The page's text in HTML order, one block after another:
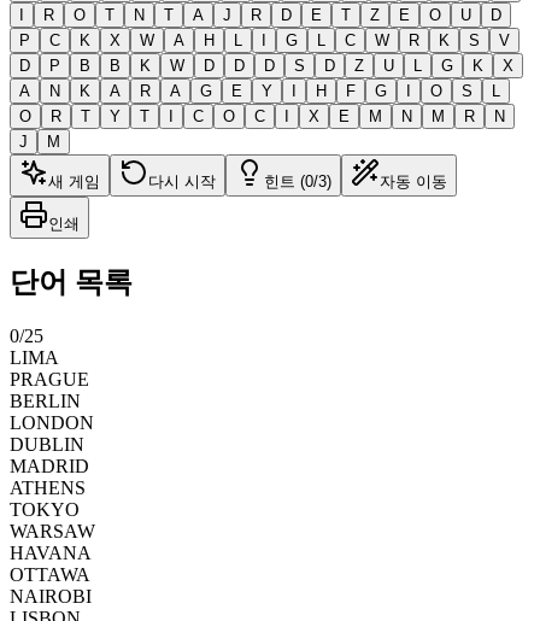
I
R O T N T A J R D E T Z E O U
D
P
C K X W A H L I G L C W R K S
V
D
P B B K W D D D S D Z U L G K
X
A
N K A R A G E Y I H F G I O S
L
O
R T Y T I C O C I X E M N M R
N
J
M
새 게임 다시 시작 힌트 (0/3) 자동 이동
인쇄
단어 목록
0/25
LIMA
PRAGUE
BERLIN
LONDON
DUBLIN
MADRID
ATHENS
TOKYO
WARSAW
HAVANA
OTTAWA
NAIROBI